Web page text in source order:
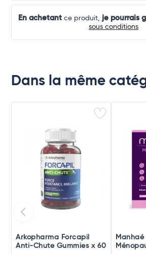
En achetantce produit, je pourrais
sous conditions
Dans la même
Arkopharma Forcapil
Anti-Chute Gummies x 60